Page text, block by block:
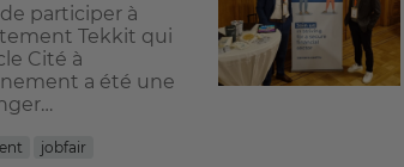
de participer à
Tekkit qui
Cité à
a été une
jobfair